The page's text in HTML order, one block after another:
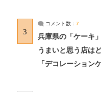
3
コメント数： 7
兵庫県の「ケーキ
うまいと思う店は
「デコレーション